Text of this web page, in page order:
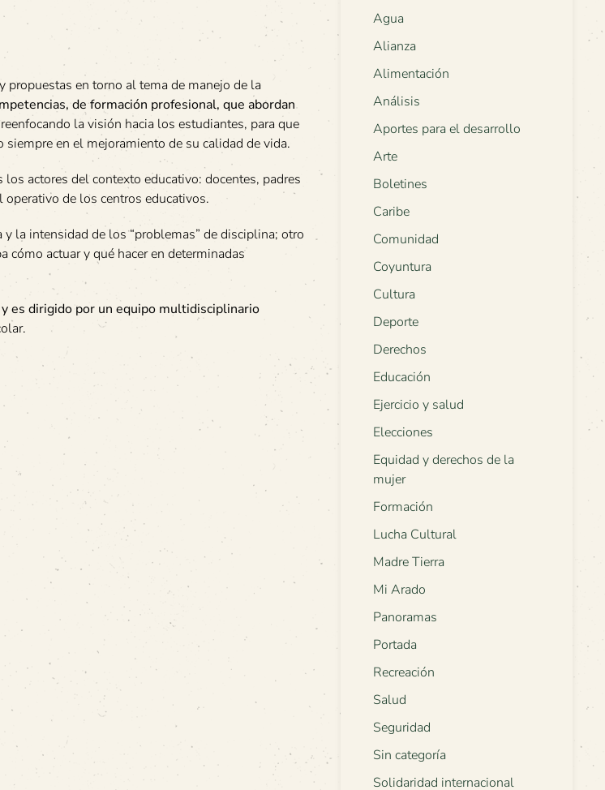
propuestas en torno al tema de manejo de la
de formación profesional, que abordan
la visión hacia los estudiantes, para que
en el mejoramiento de su calidad de vida.
actores del contexto educativo: docentes, padres
de los centros educativos.
la intensidad de los “problemas” de disciplina; otro
cómo actuar y qué hacer en determinadas
y es dirigido por un equipo multidisciplinario
Agua
Alianza
Alimentación
Análisis
Aportes para el desarrollo
Arte
Boletines
Caribe
Comunidad
Coyuntura
Cultura
Deporte
Derechos
Educación
Ejercicio y salud
Elecciones
Equidad y derechos de la
mujer
Formación
Lucha Cultural
Madre Tierra
Mi Arado
Panoramas
Portada
Recreación
Salud
Seguridad
Sin categoría
Solidaridad internacional